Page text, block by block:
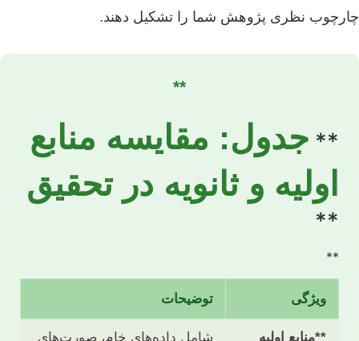
چارچوب نظری پژوهش شما را تشکیل دهند.
**
** جدول: مقایسه منابع
اولیه و ثانویه در تحقیق
**
**
ویژگی توضیحات
**منابع اولیه شامل داده‌های خام، صورت‌های